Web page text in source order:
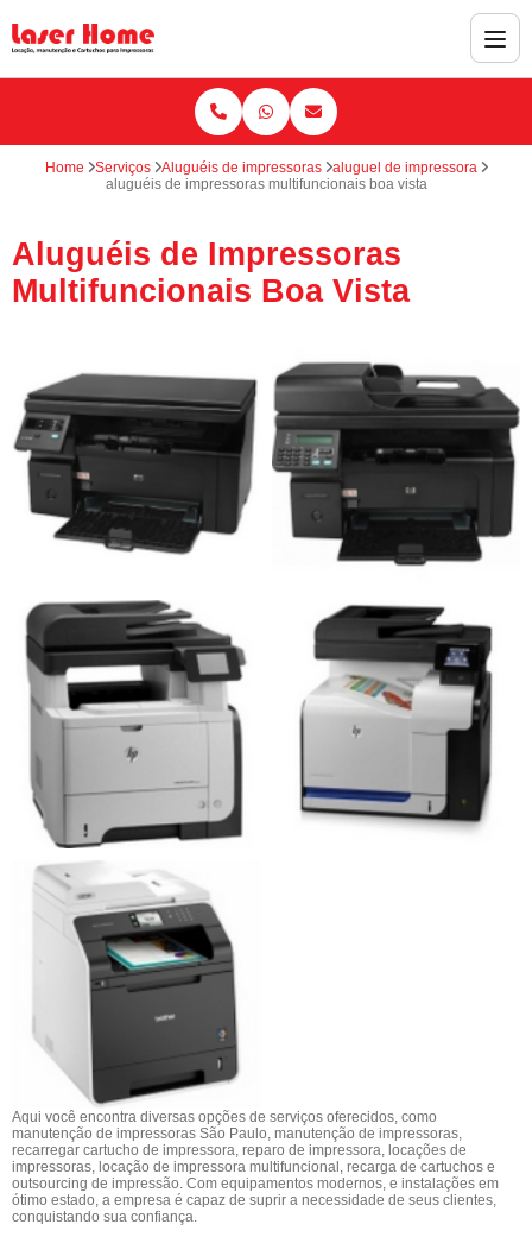
Home Serviços Aluguéis de impressoras
aluguel de impressora
aluguéis de impressoras multifuncionais boa vista
Aluguéis de Impressoras
Multifuncionais Boa Vista
Aqui você encontra diversas opções de serviços oferecidos, como
manutenção de impressoras São Paulo, manutenção de impressoras,
recarregar cartucho de impressora, reparo de impressora, locações de
impressoras, locação de impressora multifuncional, recarga de cartuchos e
outsourcing de impressão. Com equipamentos modernos, e instalações em
ótimo estado, a empresa é capaz de suprir a necessidade de seus clientes,
conquistando sua confiança.